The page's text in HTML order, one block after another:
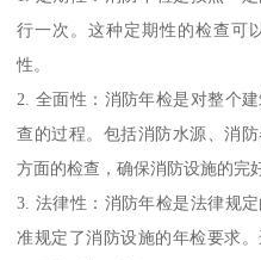
行一次。这种定期性的检查可
性。
2. 全面性：消防年检是对整个
查的过程。包括消防水源、消
方面的检查，确保消防设施的完
3. 法律性：消防年检是法律规
准规定了消防设施的年检要求